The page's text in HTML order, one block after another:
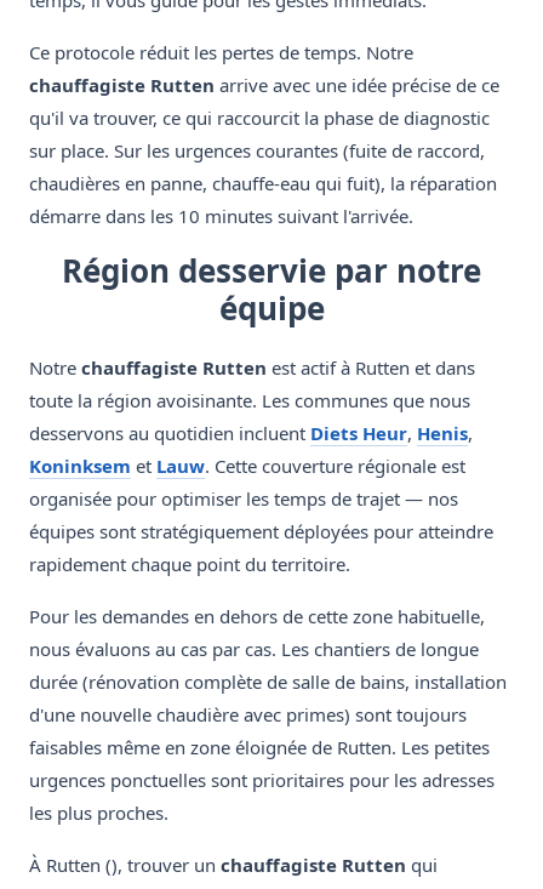
Ce protocole réduit les pertes de temps. Notre
chauffagiste Rutten arrive avec une idée précise de ce
qu'il va trouver, ce qui raccourcit la phase de diagnostic
sur place. Sur les urgences courantes (fuite de raccord,
chaudières en panne, chauffe-eau qui fuit), la réparation
démarre dans les 10 minutes suivant l'arrivée.
Région desservie par notre
équipe
Notre chauffagiste Rutten est actif à Rutten et dans
toute la région avoisinante. Les communes que nous
desservons au quotidien incluent Diets Heur, Henis,
Koninksem et Lauw. Cette couverture régionale est
organisée pour optimiser les temps de trajet — nos
équipes sont stratégiquement déployées pour atteindre
rapidement chaque point du territoire.
Pour les demandes en dehors de cette zone habituelle,
nous évaluons au cas par cas. Les chantiers de longue
durée (rénovation complète de salle de bains, installation
d'une nouvelle chaudière avec primes) sont toujours
faisables même en zone éloignée de Rutten. Les petites
urgences ponctuelles sont prioritaires pour les adresses
les plus proches.
À Rutten (), trouver un chauffagiste Rutten qui